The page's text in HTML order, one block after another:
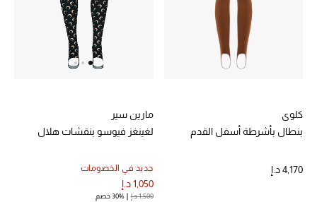
ركن أناقة المنتجعات
حصريًا عبر الإنترنت
كلوي
بنطال بأشرطة أسفل القدم
4,170 د.إ
مارين سير
لغينغز فيوسو بنقشات هلال
جديد في الخصومات
1,050 د.إ
1,500 د.إ 30% خصم